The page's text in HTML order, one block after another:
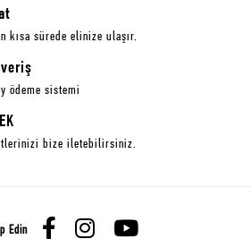
kısa sürede elinize ulaşır.
ödeme sistemi
bize iletebilirsiniz.
Edin